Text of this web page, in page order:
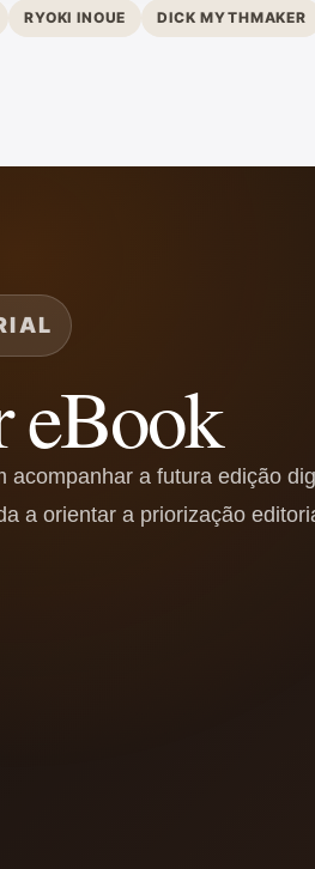
RYOKI INOUE DICK MYTHMAKER
eBook
acompanhar a futura edição
a orientar a priorização